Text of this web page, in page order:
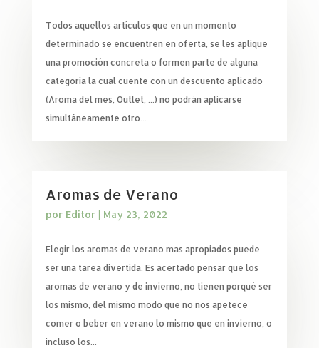
Todos aquellos artículos que en un momento
determinado se encuentren en oferta, se les aplique
una promoción concreta o formen parte de alguna
categoría la cual cuente con un descuento aplicado
(Aroma del mes, Outlet, ...) no podrán aplicarse
simultáneamente otro...
Aromas de Verano
por Editor| May 23, 2022
Elegir los aromas de verano mas apropiados puede
ser una tarea divertida. Es acertado pensar que los
aromas de verano y de invierno, no tienen porqué ser
los mismo, del mismo modo que no nos apetece
comer o beber en verano lo mismo que en invierno, o
incluso los...